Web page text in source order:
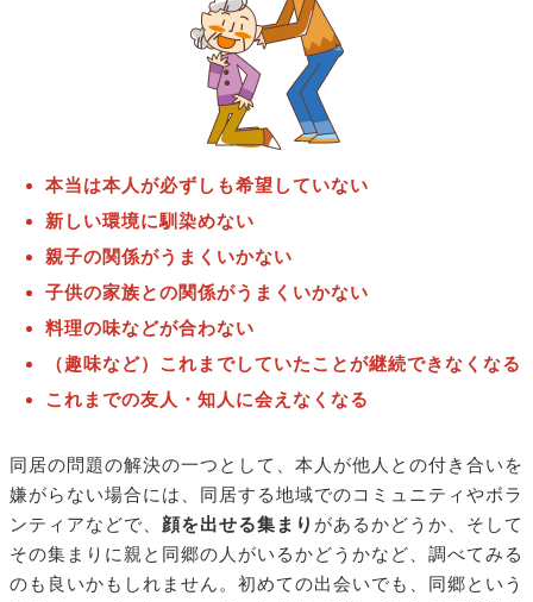
本当は本人が必ずしも希望していない
新しい環境に馴染めない
親子の関係がうまくいかない
子供の家族との関係がうまくいかない
料理の味などが合わない
（趣味など）これまでしていたことが継続できなくなる
これまでの友人・知人に会えなくなる
同居の問題の解決の一つとして、本人が他人との付き合いを
嫌がらない場合には、同居する地域でのコミュニティやボラ
ンティアなどで、 顔を出せる集まり があるかどうか、そして
その集まりに親と同郷の人がいるかどうかなど、調べてみる
のも良いかもしれません。初めての出会いでも、同郷という